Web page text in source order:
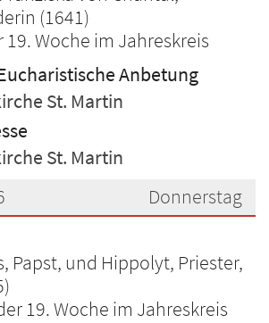
(1641)
Woche im Jahreskreis
Anbetung
St. Martin
St. Martin
Donnerstag
13. August 2026
Papst, und Hippolyt, Priester,
19. Woche im Jahreskreis